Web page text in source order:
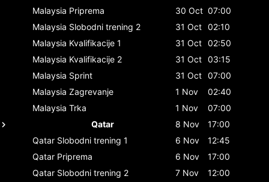
Malaysia Priprema 30 Oct 07:00
Malaysia Slobodni trening 2 31 Oct 02:10
Malaysia Kvalifikacije 1 31 Oct 02:50
Malaysia Kvalifikacije 2 31 Oct 03:15
Malaysia Sprint 31 Oct 07:00
Malaysia Zagrevanje 1 Nov
02:40
Malaysia Trka 1 Nov
07:00
Qatar
8 Nov
17:00
Qatar Slobodni trening 1 6 Nov
12:45
Qatar Priprema 6 Nov
17:00
Qatar Slobodni trening 2 7 Nov
12:00